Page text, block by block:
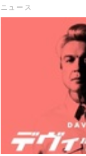
ニュース